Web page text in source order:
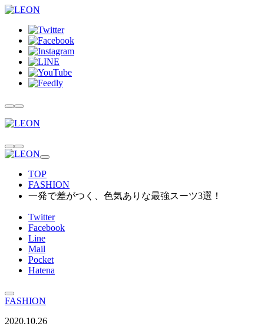
TOP
FASHION
一発で差がつく、色気ありな最強スーツ3選！
Twitter
Facebook
Line
Mail
Pocket
Hatena
FASHION
2020.10.26